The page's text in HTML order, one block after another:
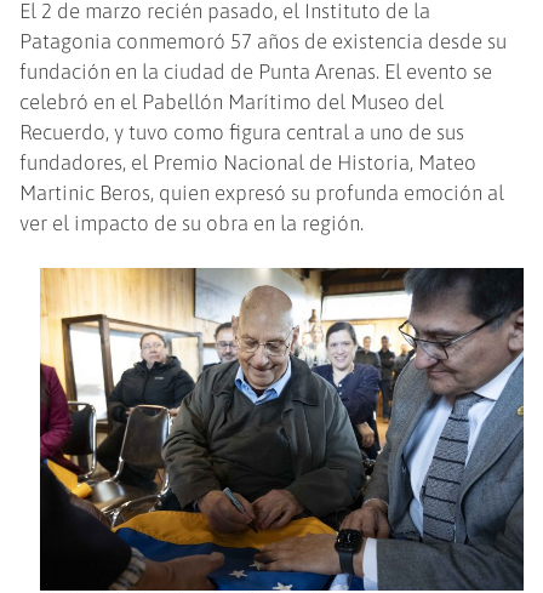
El 2 de marzo recién pasado, el Instituto de la
Patagonia conmemoró 57 años de existencia desde su
fundación en la ciudad de Punta Arenas. El evento se
celebró en el Pabellón Marítimo del Museo del
Recuerdo, y tuvo como figura central a uno de sus
fundadores, el Premio Nacional de Historia, Mateo
Martinic Beros, quien expresó su profunda emoción al
ver el impacto de su obra en la región.